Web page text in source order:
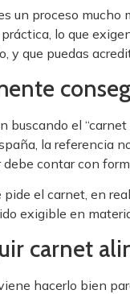
un proceso mucho
lo que
y que puedas
buscando el
la referencia
contar con
pide el carnet, en
exigible en
carnet
hacerlo bien